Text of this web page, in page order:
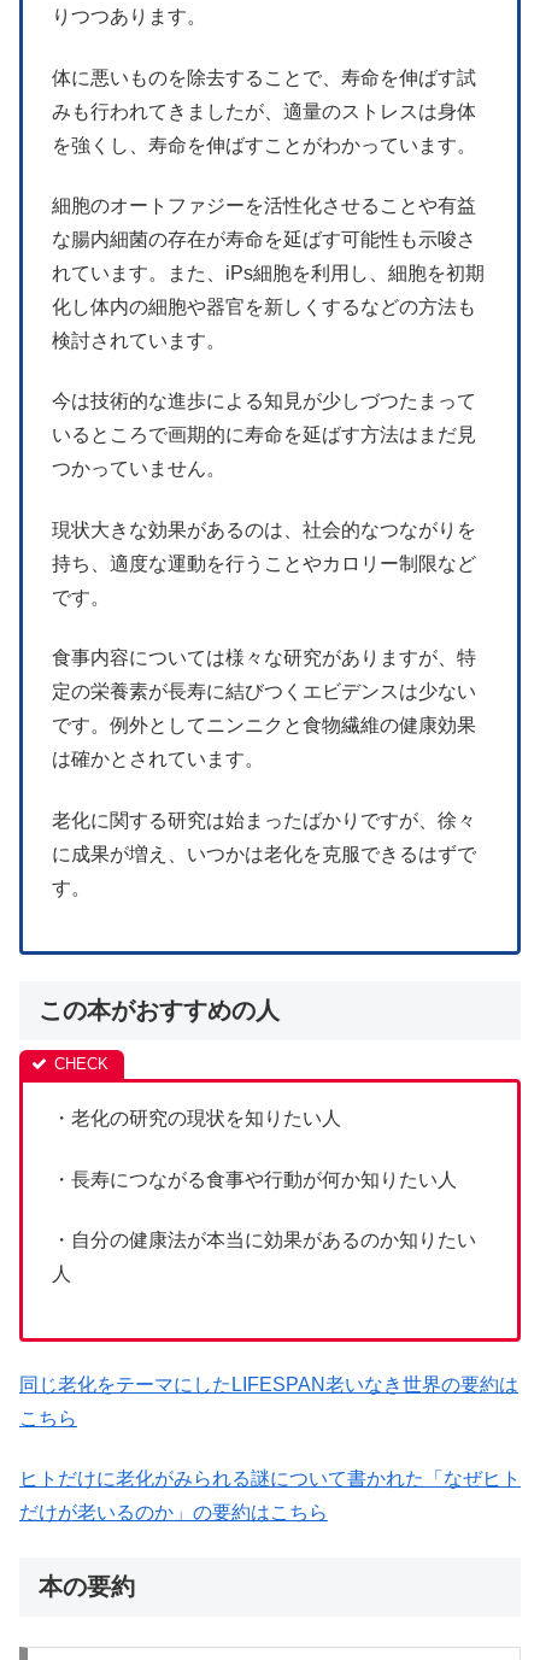
りつつあります。
体に悪いものを除去することで、寿命を伸ばす試
みも行われてきましたが、適量のストレスは身体
を強くし、寿命を伸ばすことがわかっています。
細胞のオートファジーを活性化させることや有益
な腸内細菌の存在が寿命を延ばす可能性も示唆さ
れています。また、iPs細胞を利用し、細胞を初期
化し体内の細胞や器官を新しくするなどの方法も
検討されています。
今は技術的な進歩による知見が少しづつたまって
いるところで画期的に寿命を延ばす方法はまだ見
つかっていません。
現状大きな効果があるのは、社会的なつながりを
持ち、適度な運動を行うことやカロリー制限など
です。
食事内容については様々な研究がありますが、特
定の栄養素が長寿に結びつくエビデンスは少ない
です。例外としてニンニクと食物繊維の健康効果
は確かとされています。
老化に関する研究は始まったばかりですが、徐々
に成果が増え、いつかは老化を克服できるはずで
す。
この本がおすすめの人
・老化の研究の現状を知りたい人
・長寿につながる食事や行動が何か知りたい人
・自分の健康法が本当に効果があるのか知りたい
人
同じ老化をテーマにしたLIFESPAN老いなき世界の要約は
こちら
ヒトだけに老化がみられる謎について書かれた「なぜヒト
だけが老いるのか」の要約はこちら
本の要約